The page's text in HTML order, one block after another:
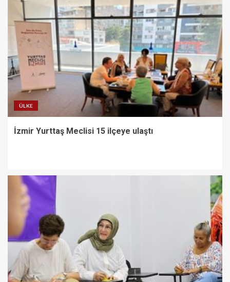
ÜLKE
İzmir Yurttaş Meclisi 15 ilçeye ulaştı